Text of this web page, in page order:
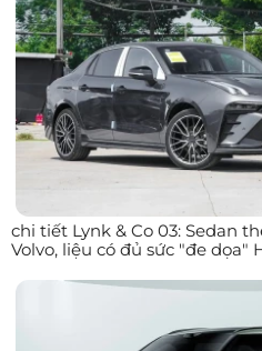
chi tiết Lynk & Co 03: Sedan
Volvo, liệu có đủ sức "đe dọa"